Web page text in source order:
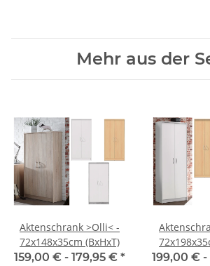
Mehr aus der
Aktenschrank >Olli< -
72x148x35cm (BxHxT)
159,00 € - 179,95 € *
199,00 € -